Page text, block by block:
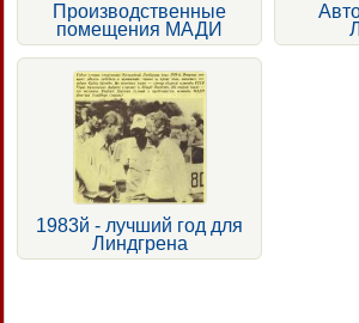
Производственные
помещения МАДИ
1983й - лучший год для
Линдгрена